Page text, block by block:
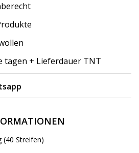
tagen + Lieferdauer TNT
(40 Streifen)